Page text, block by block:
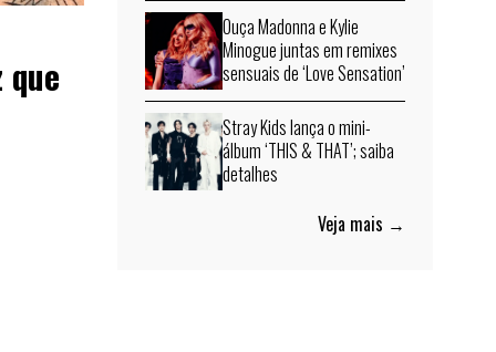
que
Ouça Madonna e Kylie
Minogue juntas em remixes
sensuais de ‘Love Sensation’
Stray Kids lança o mini-
álbum ‘THIS & THAT’; saiba
detalhes
Veja mais →